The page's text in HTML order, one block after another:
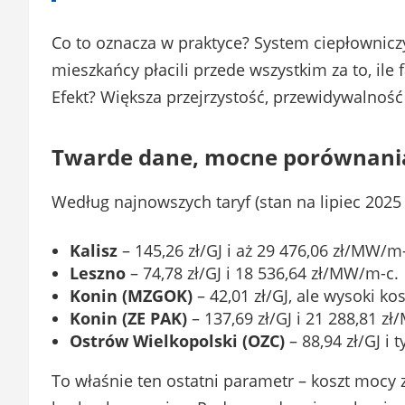
Co to oznacza w praktyce? System
mieszkańcy płacili przede wszystkim za to, ile
Efekt? Większa przejrzystość,
Twarde dane, mocne
Według najnowszych taryf (stan na lipiec
Kalisz – 145,26 zł/GJ i aż 29 476,06 zł/MW/
Leszno – 74,78 zł/GJ i 18 536,64 zł/MW/m-c.
Konin (MZGOK) – 42,01 zł/GJ, ale wysoki
Konin (ZE PAK) – 137,69 zł/GJ i 21 288,81
Ostrów Wielkopolski (OZC) – 88,94 zł/GJ i
To właśnie ten ostatni parametr – koszt